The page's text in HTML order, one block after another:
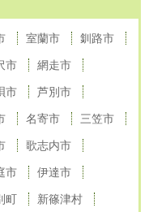
室蘭市 釧路市
市 網走市
市 芦別市
名寄市 三笠市
歌志内市
市 伊達市
町 新篠津村